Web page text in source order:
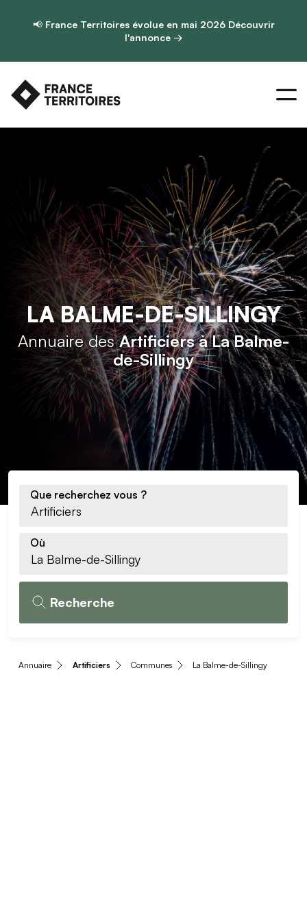
📢 France Territoires évolue en mai 2026 Découvrir
l'annonce →
LA BALME-DE-SILLINGY
Annuaire desArtificiers à La Balme-
de-Sillingy
Que recherchez vous ?
Où
Recherche
Annuaire Artificiers Communes La Balme-de-Sillingy